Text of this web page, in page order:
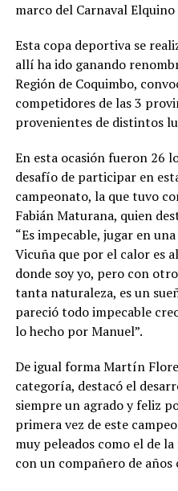
marco del Carnaval Elquino
Esta copa deportiva se
allí ha ido ganando
Región de Coquimbo,
competidores de las 3
provenientes de distintos
En esta ocasión fueron 26
desafío de participar en
campeonato, la que tuvo
Fabián Maturana, quien
“Es impecable, jugar en
Vicuña que por el calor es
donde soy yo, pero con
tanta naturaleza, es un
pareció todo impecable
lo hecho por Manuel”.
De igual forma Martín
categoría, destacó el
siempre un agrado y feliz
primera vez de este
muy peleados como el de
con un compañero de años